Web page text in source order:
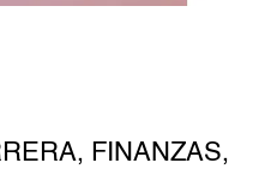
FINANZAS,